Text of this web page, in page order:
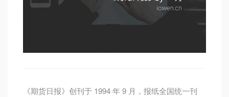
《期货日报》创刊于 1994 年 9 月，报纸全国统一刊